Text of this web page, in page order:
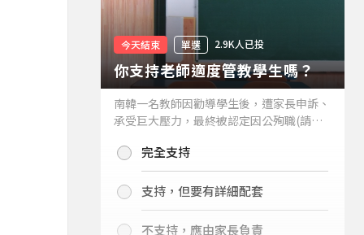
今天結束 單選 2.9K人已投
你支持老師適度管教學生嗎？
南韓一名教師因勸導學生後，遭家長申訴、
承受巨大壓力，最終被認定因公殉職(請見
你支持老師適度管教學生嗎？
完全支持
支持，但要有詳細配套
不支持，應由家長負責